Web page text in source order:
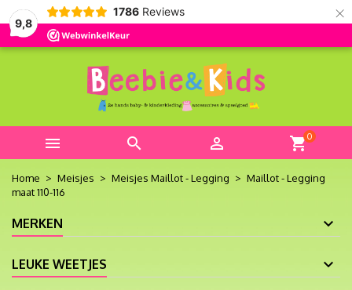
9,8
1786 Reviews ×
   shopping_cart0
Home Meisjes Meisjes Maillot - Legging
Maillot - Legging
maat 110-116
MERKEN
LEUKE WEETJES